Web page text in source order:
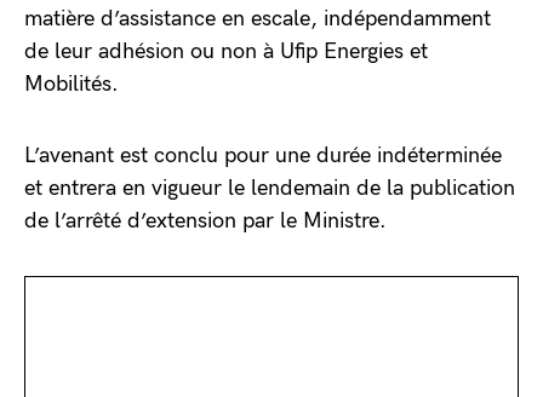
matière d’assistance en escale, indépendamment
de leur adhésion ou non à Ufip Energies et
Mobilités.
L’avenant est conclu pour une durée indéterminée
et entrera en vigueur le lendemain de la publication
de l’arrêté d’extension par le Ministre.